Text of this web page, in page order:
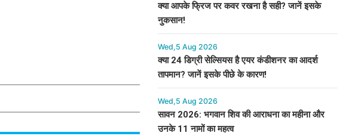
क्या आपके फ्रिज पर कवर रखना है सही? जानें इसके
नुकसान!
Wed,5 Aug 2026
क्या 24 डिग्री सेल्सियस है एयर कंडीशनर का आदर्श
तापमान? जानें इसके पीछे के कारण!
Wed,5 Aug 2026
सावन 2026: भगवान शिव की आराधना का महीना और
उनके 11 नामों का महत्व